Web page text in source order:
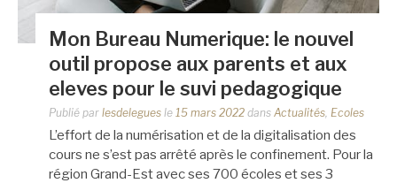
Mon Bureau Numerique: le nouvel
outil propose aux parents et aux
eleves pour le suvi pedagogique
Publié par lesdelegues le 15 mars 2022 dans Actualités Ecoles
L’effort de la numérisation et de la digitalisation des
cours ne s’est pas arrêté après le confinement. Pour la
région Grand-Est avec ses 700 écoles et ses 3